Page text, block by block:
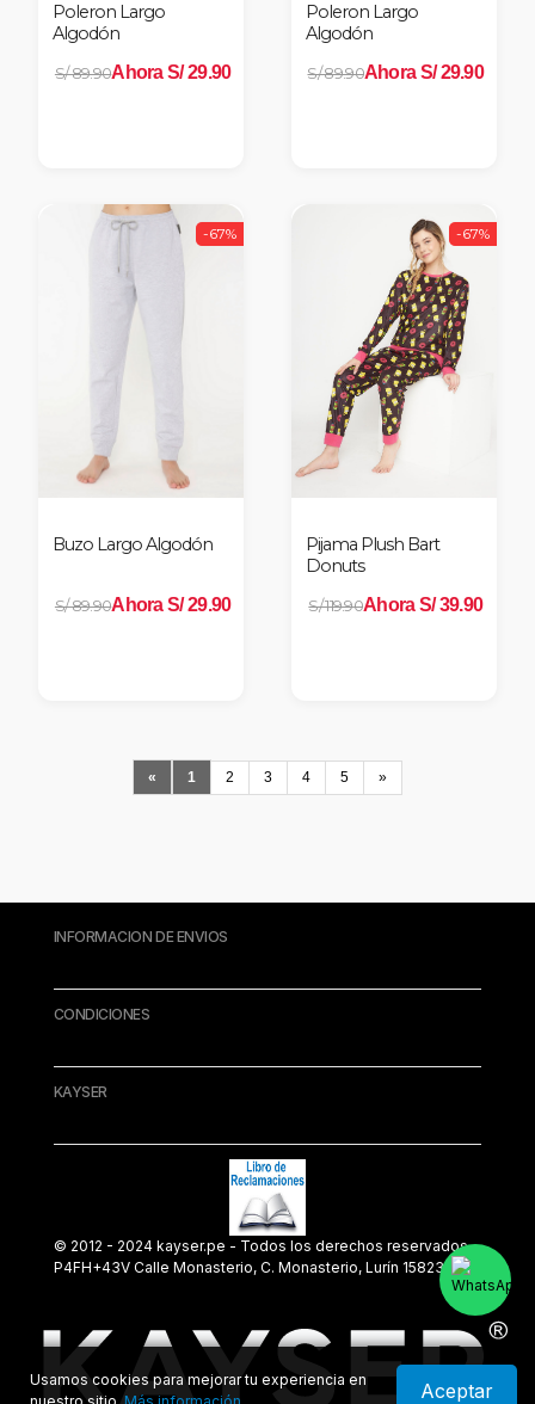
Usamos cookies para mejorar tu experiencia en
Aceptar
Poleron Largo
Algodón
S/ 89.90Ahora S/ 29.90
Poleron Largo
Algodón
S/ 89.90Ahora S/ 29.90
-67%
Buzo Largo Algodón
S/ 89.90Ahora S/ 29.90
-67%
Pijama Plush Bart
Donuts
S/ 119.90Ahora S/ 39.90
« 1 2 3 4 5 »
INFORMACION DE ENVIOS
CONDICIONES
KAYSER
© 2012 - 2024 kayser.pe - Todos los derechos reservados.
P4FH+43V Calle Monasterio, C. Monasterio, Lurín 15823